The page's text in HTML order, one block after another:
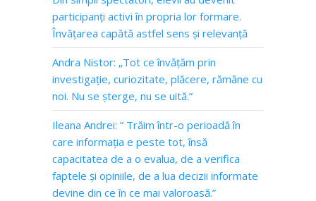
participanți activi în propria lor formare.
Învățarea capătă astfel sens și relevanță
Andra Nistor: „Tot ce învățăm prin
investigație, curiozitate, plăcere, rămâne cu
noi. Nu se șterge, nu se uită.”
Ileana Andrei: ” Trăim într-o perioadă în
care informația e peste tot, însă
capacitatea de a o evalua, de a verifica
faptele și opiniile, de a lua decizii informate
devine din ce în ce mai valoroasă.”